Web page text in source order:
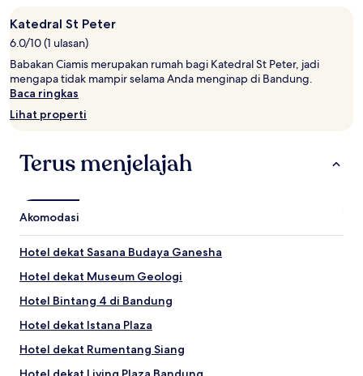
2
tamu
dewasa.
Harga
dan
ketersediaan
dapat
berubah
waktu.
Ketentuan
berlaku.
Katedral St Peter
6.0/10 (1 ulasan)
Babakan Ciamis merupakan rumah bagi Katedral St Peter, jadi
mengapa tidak mampir selama Anda menginap di Bandung.
Baca ringkas
Lihat properti
Terus menjelajah
Akomodasi
Hotel dekat Sasana Budaya Ganesha
Hotel dekat Museum Geologi
Hotel Bintang 4 di Bandung
Hotel dekat Istana Plaza
Hotel dekat Rumentang Siang